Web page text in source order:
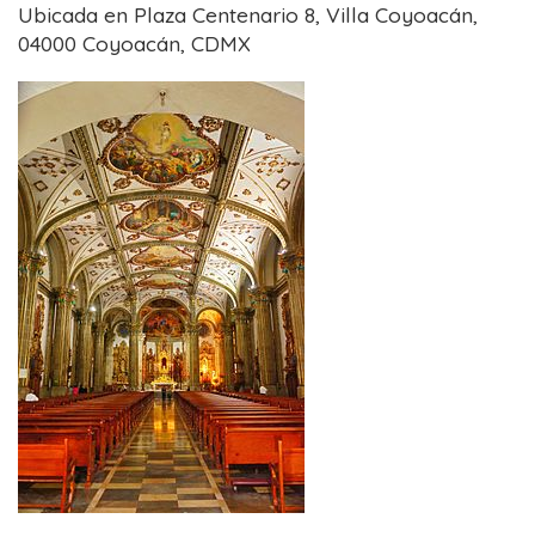
Ubicada en Plaza Centenario 8, Villa Coyoacán,
04000 Coyoacán, CDMX